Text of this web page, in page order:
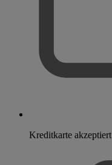
Kreditkarte akzeptiert